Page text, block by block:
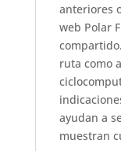
anteriores
web Polar
ruta como
ayudan a
muestran